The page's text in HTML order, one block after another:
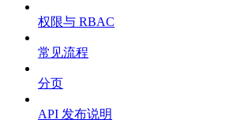
权限与 RBAC
常见流程
分页
API 发布说明